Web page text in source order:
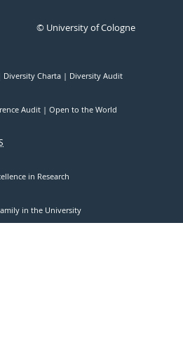
© University of Cologne
Diversity Charta Diversity Audit
Audit Open to the World
in Research
in the University